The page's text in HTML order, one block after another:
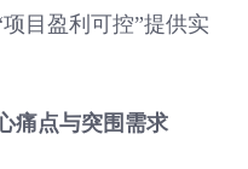
目盈利可控”提供实
痛点与突围需求